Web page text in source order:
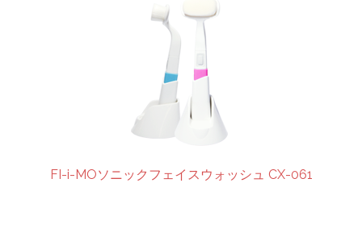
FI-i-MOソニックフェイスウォッシュ CX-061